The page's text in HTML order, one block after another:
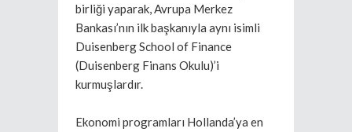
birliği yaparak, Avrupa Merkez
Bankası’nın ilk başkanıyla aynı isimli
Duisenberg School of Finance
(Duisenberg Finans Okulu)’i
kurmuşlardır.
Ekonomi programları Hollanda’ya en